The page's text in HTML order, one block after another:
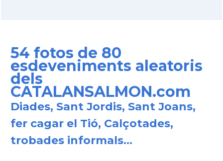
54 fotos de 80
esdeveniments aleatoris
dels
CATALANSALMON.com
Diades, Sant Jordis, Sant Joans,
fer cagar el Tió, Calçotades,
trobades informals...